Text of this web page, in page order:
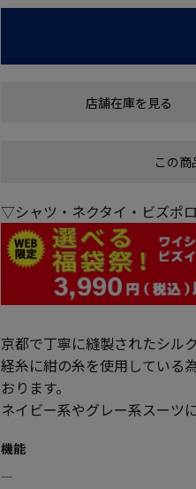
店舗在庫を見る
この
▽シャツ・ネクタイ・ビズポ
京都で丁寧に縫製されたシル
経糸に紺の糸を使用している
おります。
ネイビー系やグレー系スーツ
機能
―